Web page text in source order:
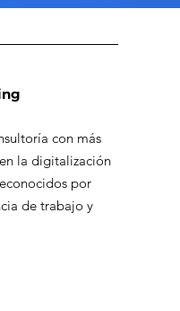
con más
la digitalización
por
de trabajo y